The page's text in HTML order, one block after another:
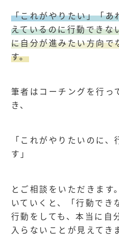
「これがやりたい」「あ
えているのに行動できな
に自分が進みたい方向で
す。
筆者はコーチングを行っ
き、
「これがやりたいのに
す」
とご相談をいただきます
いていくと、「行動でき
行動をしても、本当に自
入らないことが見えてき